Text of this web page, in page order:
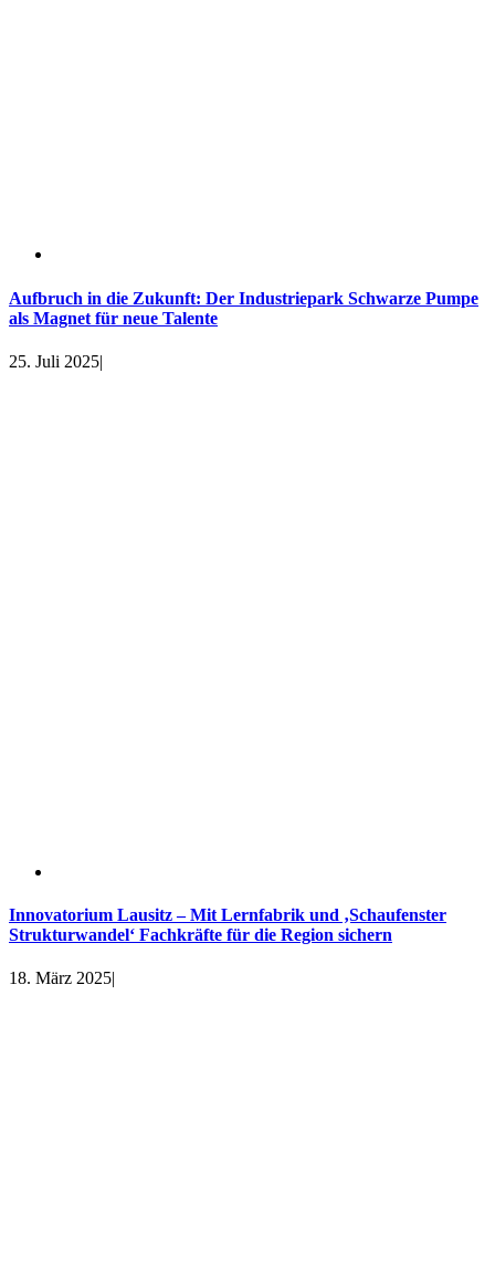
Aufbruch in die Zukunft: Der Industriepark Schwarze Pumpe
als Magnet für neue Talente
25. Juli 2025|
Innovatorium Lausitz – Mit Lernfabrik und ‚Schaufenster
Strukturwandel‘ Fachkräfte für die Region sichern
18. März 2025|